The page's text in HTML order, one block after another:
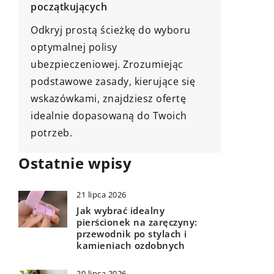
Jak żyć w zgodzie ze sobą i
zaakceptować swoje wady? Oto
kluczowe kroki, które pomogą Ci
odnaleźć harmonię i akceptację
wobec samego siebie, pomimo
swoich niedoskonałości.
Ostatnie wpisy
21 lipca 2026
Jak wybrać idealny
pierścionek na zaręczyny:
przewodnik po stylach i
kamieniach ozdobnych